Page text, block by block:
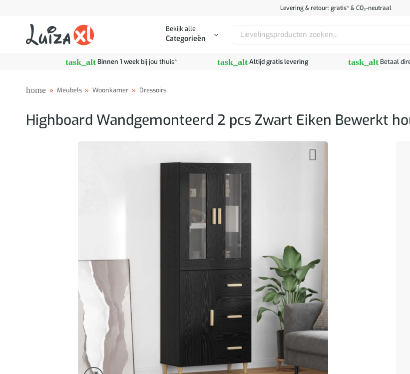
Levering & retour: gratis* & CO₂-neutraal
Bekijk alle
Categorieën
Zoeken
task_altBinnen 1 weekbij jou thuis* task_altAltijd gratis levering task_alt Betaal
home » Meubels » Woonkamer » Dressoirs
Highboard Wandgemonteerd 2 pcs Zwart Eiken Bewerkt